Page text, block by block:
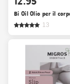
Bi Oil Olio per il
13